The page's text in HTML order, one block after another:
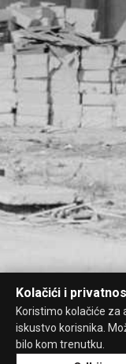
Kolačići i
Koristimo kolačiće za
iskustvo korisnika.
bilo kom trenutku.